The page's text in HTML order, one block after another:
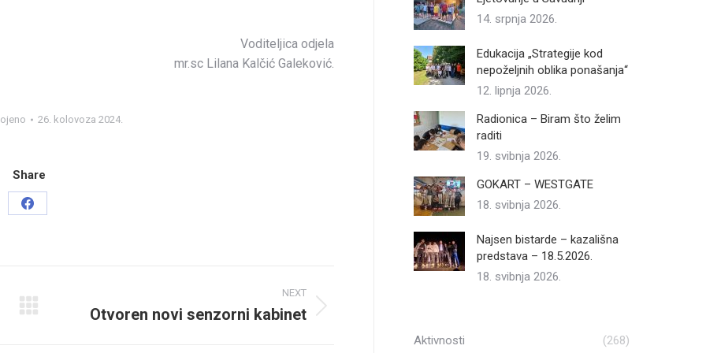
Voditeljica odjela
mr.sc Lilana Kalčić Galeković.
26. kolovoza 2024.
Share
Share
NEXT
Otvoren novi senzorni kabinet
14. srpnja 2026.
Edukacija „Strategije kod
nepoželjnih oblika ponašanja“
12. lipnja 2026.
Radionica – Biram što želim
raditi
19. svibnja 2026.
GOKART – WESTGATE
18. svibnja 2026.
Najsen bistarde – kazališna
predstava – 18.5.2026.
18. svibnja 2026.
Aktivnosti
(268)